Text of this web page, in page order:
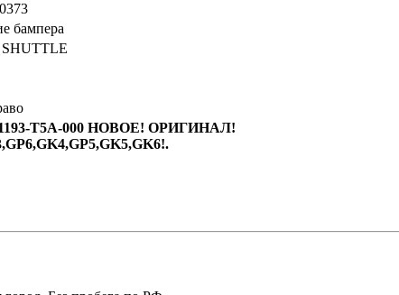
бампера
T5A-000 НОВОЕ! ОРИГИНАЛ!